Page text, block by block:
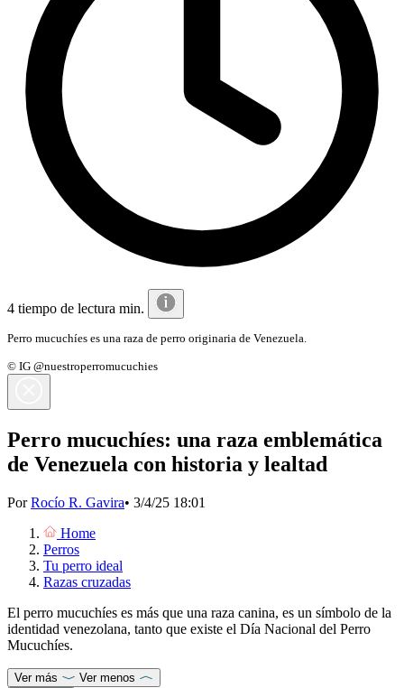
4 tiempo de lectura min.
Perro mucuchíes es una raza de perro originaria de Venezuela​.
© IG @nuestroperromucuchies
Perro mucuchíes: una raza emblemática
de Venezuela con historia y lealtad
PorRocío R. Gavira• 3/4/25 18:01
Home
Perros
Tu perro ideal
Razas cruzadas
El perro mucuchíes es más que una raza canina, es un símbolo de la
identidad venezolana, tanto que existe el Día Nacional del Perro
Mucuchíes.
Ver más
Ver menos